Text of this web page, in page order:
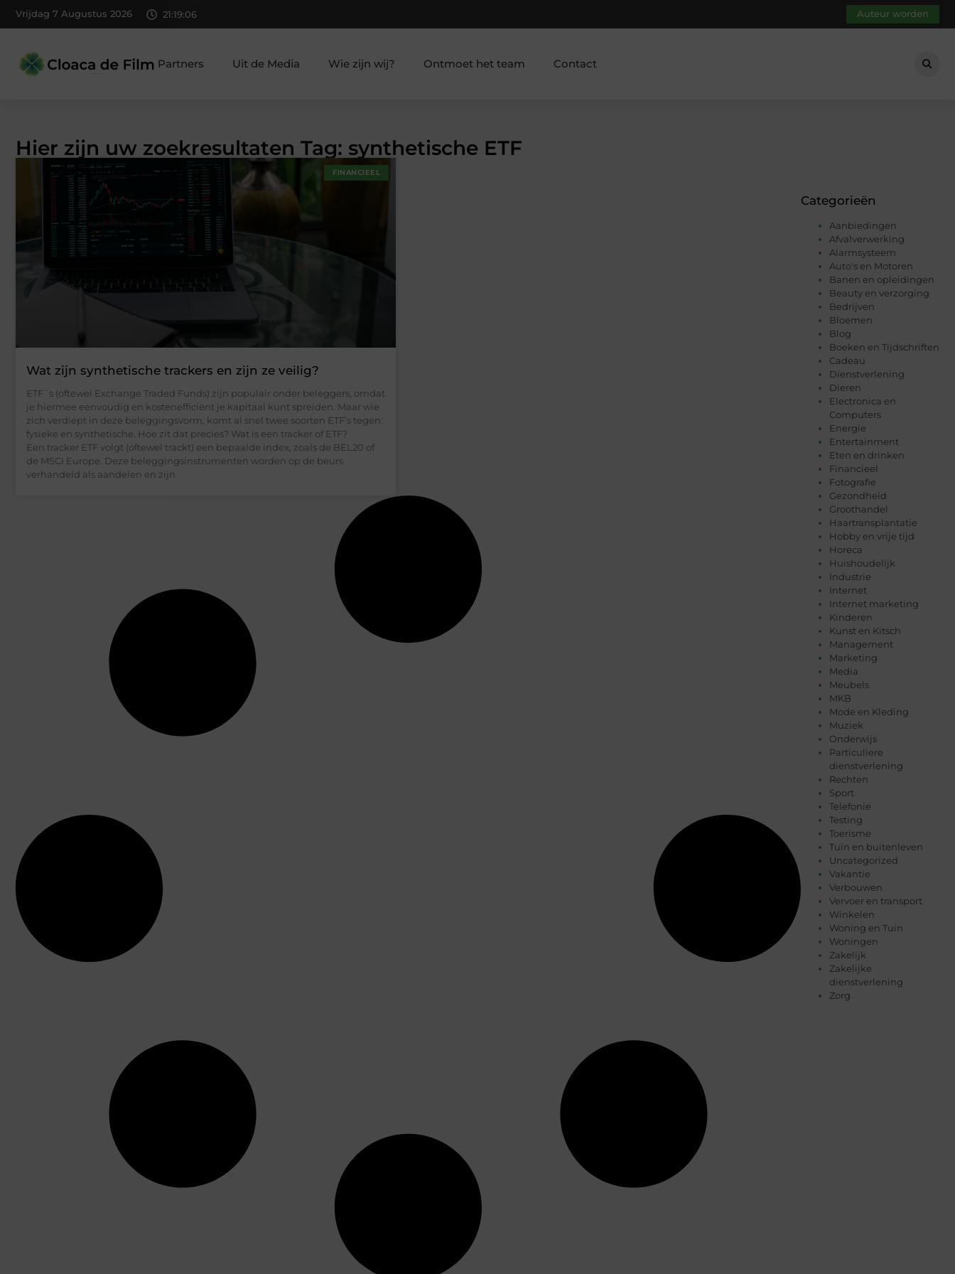
Vrijdag 7 Augustus 2026 21:19:06 Auteur worden
Partners Uit de Media Wie zijn wij? Ontmoet het team Contact
Hier zijn uw zoekresultaten Tag: synthetische ETF
FINANCIEEL
Wat zijn synthetische trackers en zijn ze veilig?
ETF´s (oftewel Exchange Traded Funds) zijn populair onder beleggers, omdat
je hiermee eenvoudig en kostenefficiënt je kapitaal kunt spreiden. Maar wie
zich verdiept in deze beleggingsvorm, komt al snel twee soorten ETF’s tegen:
fysieke en synthetische. Hoe zit dat precies? Wat is een tracker of ETF?
Een tracker ETF volgt (oftewel trackt) een bepaalde index, zoals de BEL20 of
de MSCI Europe. Deze beleggingsinstrumenten worden op de beurs
verhandeld als aandelen en zijn
Categorieën
Aanbiedingen
Afvalverwerking
Alarmsysteem
Auto's en Motoren
Banen en opleidingen
Beauty en verzorging
Bedrijven
Bloemen
Blog
Boeken en Tijdschriften
Cadeau
Dienstverlening
Dieren
Electronica en
Computers
Energie
Entertainment
Eten en drinken
Financieel
Fotografie
Gezondheid
Groothandel
Haartransplantatie
Hobby en vrije tijd
Horeca
Huishoudelijk
Industrie
Internet
Internet marketing
Kinderen
Kunst en Kitsch
Management
Marketing
Media
Meubels
MKB
Mode en Kleding
Muziek
Onderwijs
Particuliere
dienstverlening
Rechten
Sport
Telefonie
Testing
Toerisme
Tuin en buitenleven
Uncategorized
Vakantie
Verbouwen
Vervoer en transport
Winkelen
Woning en Tuin
Woningen
Zakelijk
Zakelijke
dienstverlening
Zorg